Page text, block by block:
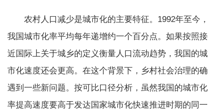
农村人口减少是城市化的主要特征。1992年至今，
我国城市化率平均每年递增约一个百分点。如果按照接
近国际上关于城乡的定义衡量人口流动趋势，我国的城
市化速度还会更高。在这个背景下，乡村社会治理的确
遇到一些新问题。按可比口径分析，虽然我国的城市化
率提高速度要高于发达国家城市化快速推进时期的同一